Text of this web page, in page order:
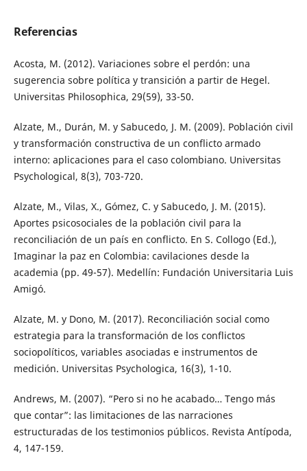
Referencias
Acosta, M. (2012). Variaciones sobre el perdón: una
sugerencia sobre política y transición a partir de Hegel.
Universitas Philosophica, 29(59), 33-50.
Alzate, M., Durán, M. y Sabucedo, J. M. (2009). Población civil
y transformación constructiva de un conflicto armado
interno: aplicaciones para el caso colombiano. Universitas
Psychological, 8(3), 703-720.
Alzate, M., Vilas, X., Gómez, C. y Sabucedo, J. M. (2015).
Aportes psicosociales de la población civil para la
reconciliación de un país en conflicto. En S. Collogo (Ed.),
Imaginar la paz en Colombia: cavilaciones desde la
academia (pp. 49-57). Medellín: Fundación Universitaria Luis
Amigó.
Alzate, M. y Dono, M. (2017). Reconciliación social como
estrategia para la transformación de los conflictos
sociopolíticos, variables asociadas e instrumentos de
medición. Universitas Psychologica, 16(3), 1-10.
Andrews, M. (2007). “Pero si no he acabado… Tengo más
que contar”: las limitaciones de las narraciones
estructuradas de los testimonios públicos. Revista Antípoda,
4, 147-159.